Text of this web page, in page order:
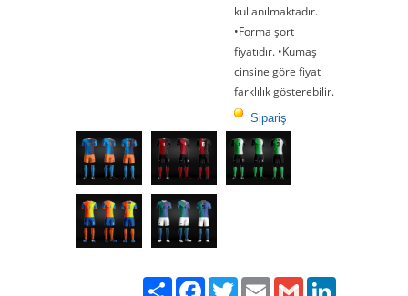
kullanılmaktadır.
•Forma şort
fiyatıdır. •Kumaş
cinsine göre fiyat
farklılık gösterebilir.
Sipariş
PaylaşFacebook
TwitterEmailGmail